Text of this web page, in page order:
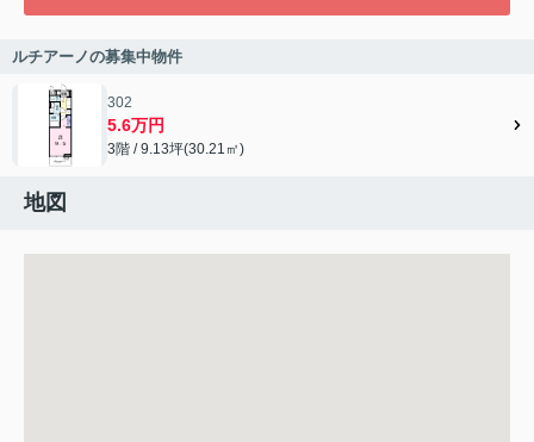
ルチアーノの募集中物件
302
5.6万円
3階 / 9.13坪(30.21㎡)
地図